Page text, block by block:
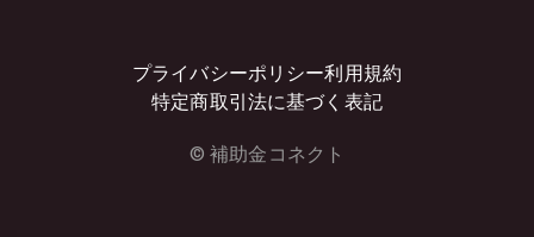
プライバシーポリシー利用規約
特定商取引法に基づく表記
© 補助金コネクト